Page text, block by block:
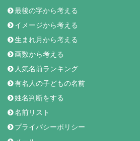
最後の字から考える
イメージから考える
生まれ月から考える
画数から考える
人気名前ランキング
有名人の子どもの名前
姓名判断をする
名前リスト
プライバシーポリシー